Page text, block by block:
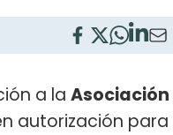
a la Asociación
autorización para